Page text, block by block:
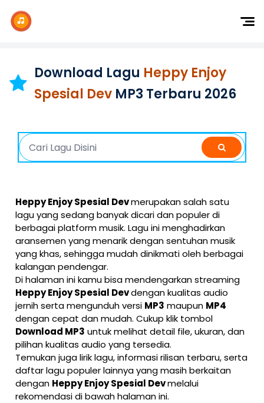
Dangdut
Barat
Download Lagu Heppy Enjoy
Spesial Dev MP3 Terbaru 2026
Heppy Enjoy Spesial Devmerupakan salah satu
lagu yang sedang banyak dicari dan populer di
berbagai platform musik. Lagu ini menghadirkan
aransemen yang menarik dengan sentuhan musik
yang khas, sehingga mudah dinikmati oleh berbagai
kalangan pendengar.
Di halaman ini kamu bisa mendengarkan streaming
Heppy Enjoy Spesial Devdengan kualitas audio
jernih serta mengunduh versi MP3 maupun MP4
dengan cepat dan mudah. Cukup klik tombol
Download MP3 untuk melihat detail file, ukuran, dan
pilihan kualitas audio yang tersedia.
Temukan juga lirik lagu, informasi rilisan terbaru, serta
daftar lagu populer lainnya yang masih berkaitan
dengan Heppy Enjoy Spesial Devmelalui
rekomendasi di bawah halaman ini.